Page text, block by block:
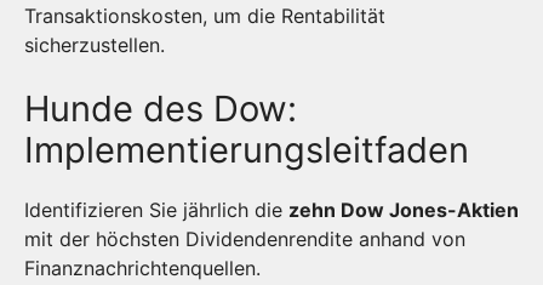
Transaktionskosten, um die Rentabilität
sicherzustellen.
Hunde des Dow:
Implementierungsleitfaden
Identifizieren Sie jährlich die zehn Dow Jones-Aktien
mit der höchsten Dividendenrendite anhand von
Finanznachrichtenquellen.